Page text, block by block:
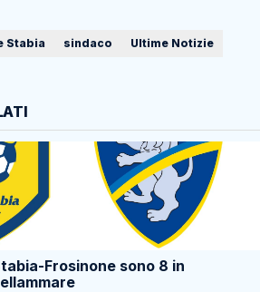
Stabia sindaco Ultime Notizie
Frosinone sono 8 in